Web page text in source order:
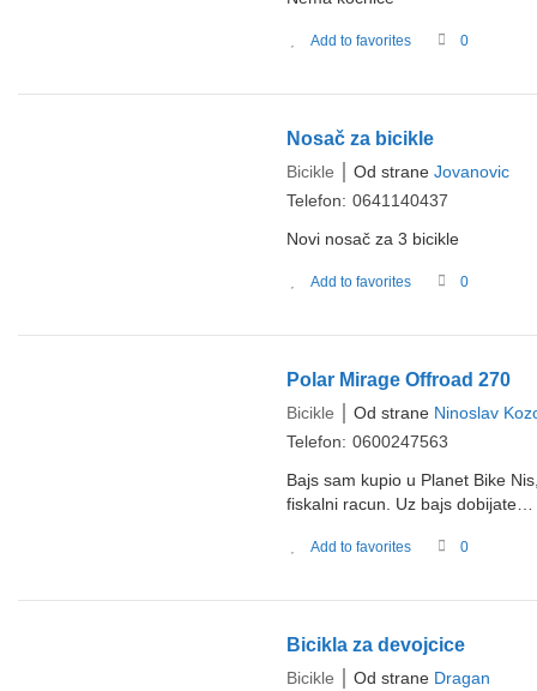
Add to favorites 0
Nosač za bicikle
Bicikle Od strane Jovanovic
Telefon: 0641140437
Novi nosač za 3 bicikle
Add to favorites 0
Polar Mirage Offroad 270
Bicikle Od strane Ninoslav
Telefon: 0600247563
Bajs sam kupio u Planet Bike
fiskalni racun. Uz bajs dobijate…
Add to favorites 0
Bicikla za devojcice
Bicikle Od strane Dragan